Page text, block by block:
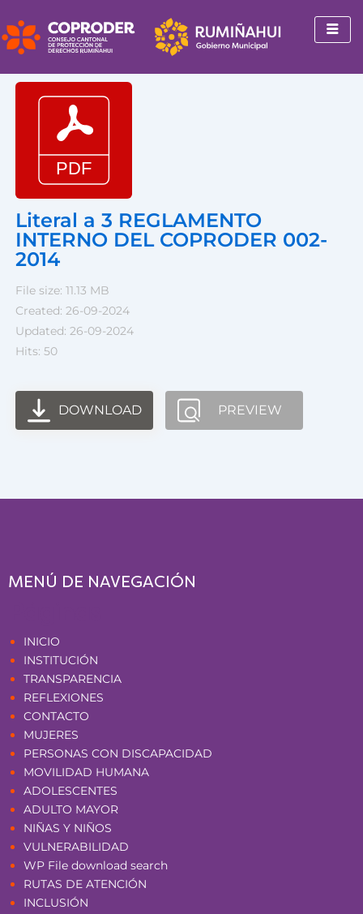
al
contenido
Literal a 3 REGLAMENTO
INTERNO DEL COPRODER 002-
2014
File size: 11.13 MB
Created: 26-09-2024
Updated: 26-09-2024
Hits: 50
DOWNLOAD PREVIEW
MENÚ DE NAVEGACIÓN
INICIO
INSTITUCIÓN
TRANSPARENCIA
REFLEXIONES
CONTACTO
MUJERES
PERSONAS CON DISCAPACIDAD
MOVILIDAD HUMANA
ADOLESCENTES
ADULTO MAYOR
NIÑAS Y NIÑOS
VULNERABILIDAD
WP File download search
RUTAS DE ATENCIÓN
INCLUSIÓN